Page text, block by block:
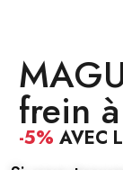
frein
-5% AVEC